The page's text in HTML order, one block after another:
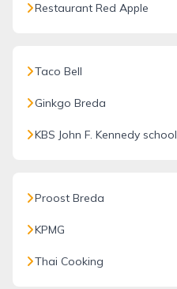
Restaurant Red Apple
Taco Bell
Ginkgo Breda
KBS John F. Kennedy school
Proost Breda
KPMG
Thai Cooking